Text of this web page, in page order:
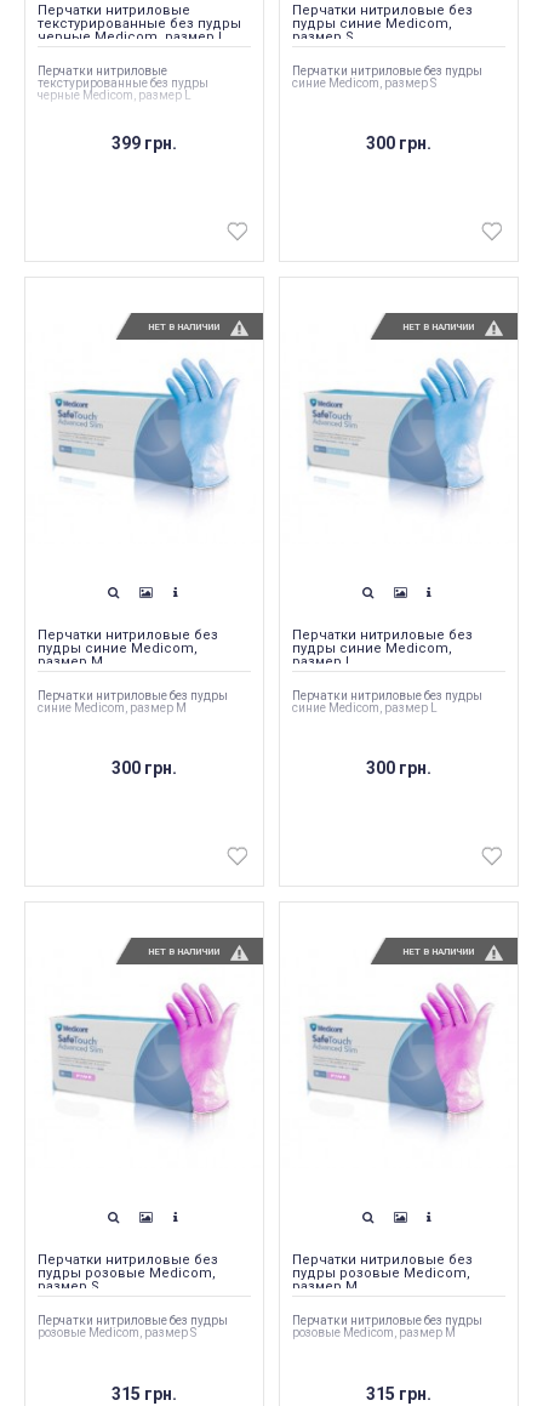
Перчатки нитриловые
текстурированные без пудры
черные Medicom, размер L
Перчатки нитриловые
текстурированные без пудры
черные Medicom, размер L
399 грн.
Перчатки нитриловые без
пудры синие Medicom,
размер S
Перчатки нитриловые без пудры
синие Medicom, размер S
300 грн.
НЕТ В НАЛИЧИИ
Перчатки нитриловые без
пудры синие Medicom,
размер M
Перчатки нитриловые без пудры
синие Medicom, размер M
300 грн.
НЕТ В НАЛИЧИИ
Перчатки нитриловые без
пудры синие Medicom,
размер L
Перчатки нитриловые без пудры
синие Medicom, размер L
300 грн.
НЕТ В НАЛИЧИИ
Перчатки нитриловые без
пудры розовые Medicom,
размер S
Перчатки нитриловые без пудры
розовые Medicom, размер S
315 грн.
НЕТ В НАЛИЧИИ
Перчатки нитриловые без
пудры розовые Medicom,
размер M
Перчатки нитриловые без пудры
розовые Medicom, размер M
315 грн.